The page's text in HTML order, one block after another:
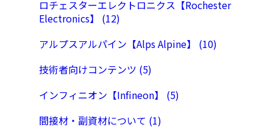
ロチェスターエレクトロニクス【Rochester
Electronics】 (12)
アルプスアルパイン【Alps Alpine】 (10)
技術者向けコンテンツ (5)
インフィニオン【Infineon】 (5)
間接材・副資材について (1)